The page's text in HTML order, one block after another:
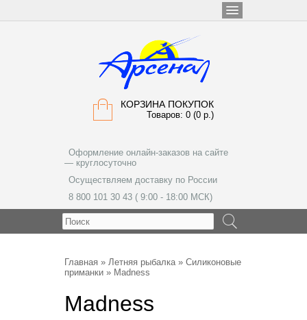
КОРЗИНА ПОКУПОК
Товаров: 0 (0 р.)
Оформление онлайн-заказов на сайте
— круглосуточно
Осуществляем доставку по России
8 800 101 30 43 ( 9:00 - 18:00 МСК)
Главная » Летняя рыбалка» Силиконовые
приманки » Madness
Madness